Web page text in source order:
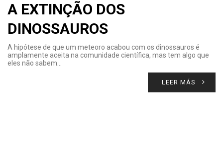
A EXTINÇÃO DOS
DINOSSAUROS
A hipótese de que um meteoro acabou com os dinossauros é
amplamente aceita na comunidade científica, mas tem algo que
eles não sabem…
LEER MÁS